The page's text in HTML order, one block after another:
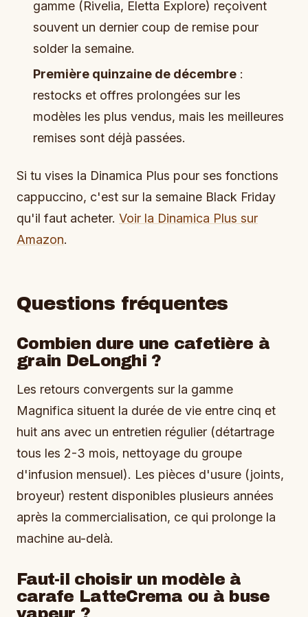
gamme (Rivelia, Eletta Explore) reçoivent
souvent un dernier coup de remise pour
solder la semaine.
Première quinzaine de décembre :
restocks et offres prolongées sur les
modèles les plus vendus, mais les meilleures
remises sont déjà passées.
Si tu vises la Dinamica Plus pour ses fonctions
cappuccino, c'est sur la semaine Black Friday
qu'il faut acheter. Voir la Dinamica Plus sur
Amazon.
Questions fréquentes
Combien dure une cafetière à
grain DeLonghi ?
Les retours convergents sur la gamme
Magnifica situent la durée de vie entre cinq et
huit ans avec un entretien régulier (détartrage
tous les 2-3 mois, nettoyage du groupe
d'infusion mensuel). Les pièces d'usure (joints,
broyeur) restent disponibles plusieurs années
après la commercialisation, ce qui prolonge la
machine au-delà.
Faut-il choisir un modèle à
carafe LatteCrema ou à buse